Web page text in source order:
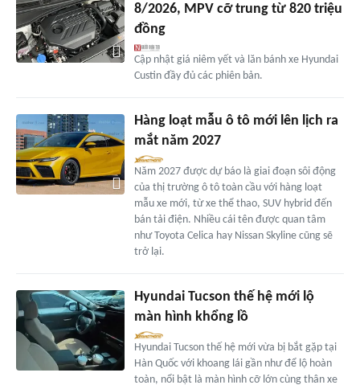
8/2026, MPV cỡ trung từ 820 triệu
đồng
Cập nhật giá niêm yết và lăn bánh xe Hyundai
Custin đầy đủ các phiên bản.
Hàng loạt mẫu ô tô mới lên lịch ra
mắt năm 2027
Năm 2027 được dự báo là giai đoạn sôi động
của thị trường ô tô toàn cầu với hàng loạt
mẫu xe mới, từ xe thể thao, SUV hybrid đến
bán tải điện. Nhiều cái tên được quan tâm
như Toyota Celica hay Nissan Skyline cũng sẽ
trở lại.
Hyundai Tucson thế hệ mới lộ
màn hình khổng lồ
Hyundai Tucson thế hệ mới vừa bị bắt gặp tại
Hàn Quốc với khoang lái gần như để lộ hoàn
toàn, nổi bật là màn hình cỡ lớn cùng thân xe